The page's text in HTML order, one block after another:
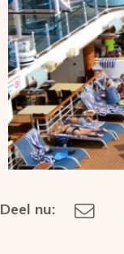
Deel
Deel nu: